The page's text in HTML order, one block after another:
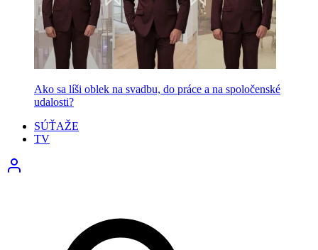
Ako sa líši oblek na svadbu, do práce a na spoločenské
udalosti?
SÚŤAŽE
TV